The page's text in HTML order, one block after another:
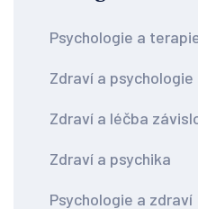
Psychologie a
Zdraví a psychologie
Zdraví a léčba
Zdraví a psychika
Psychologie a zdraví